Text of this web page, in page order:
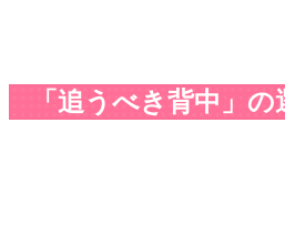
「追うべき背中」